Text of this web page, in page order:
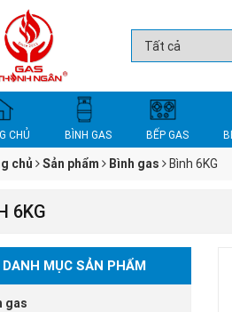
CHỦ BÌNH GAS BẾP GAS
chủ Sản phẩm Bình gas Bình 6KG
6KG
DANH MỤC SẢN PHẨM
gas